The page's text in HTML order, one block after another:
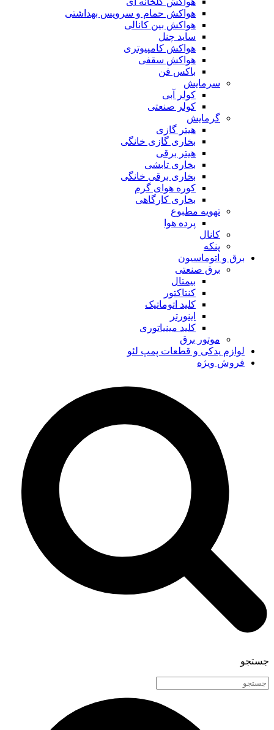
هواکش حمام و سرویس بهداشتی
هواکش بین کانالی
ساید چنل
هواکش کامپیوتری
هواکش سقفی
باکس فن
سرمایش
کولر آبی
کولر صنعتی
گرمایش
هیتر گازی
بخاری گازی خانگی
هیتر برقی
بخاری تابشی
بخاری برقی خانگی
کوره هوای گرم
بخاری کارگاهی
تهویه مطبوع
پرده هوا
کانال
پنکه
برق و اتوماسیون
برق صنعتی
بیمتال
کنتاکتور
کلید اتوماتیک
اینورتر
کلید مینیاتوری
موتور برق
لوازم یدکی و قطعات پمپ لئو
فروش ویژه
جستجو